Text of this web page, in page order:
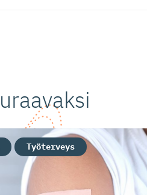
Työterveys